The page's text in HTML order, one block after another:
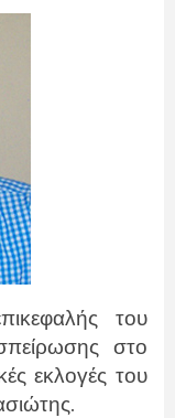
του
στο
εκλογές του